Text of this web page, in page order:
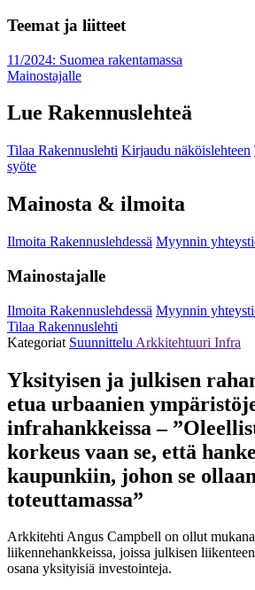
Teemat ja liitteet
11/2024: Suomea rakentamassa
Mainostajalle
Lue Rakennuslehteä
Tilaa Rakennuslehti Kirjaudu näköislehteen
syöte
Mainosta & ilmoita
Ilmoita Rakennuslehdessä Myynnin
Mainostajalle
Ilmoita Rakennuslehdessä Myynnin
Tilaa Rakennuslehti
Kategoriat Suunnittelu Arkkitehtuuri Infra
Yksityisen ja julkisen
etua urbaanien
infrahankkeissa –
korkeus vaan se, että
kaupunkiin, johon se ollaan
toteuttamassa”
Arkkitehti Angus Campbell on ollut mukana
liikennehankkeissa, joissa julkisen
osana yksityisiä investointeja.